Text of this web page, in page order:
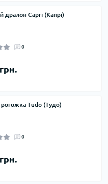
дралон Capri (Капрі)
0
рогожка Tudo (Тудо)
0